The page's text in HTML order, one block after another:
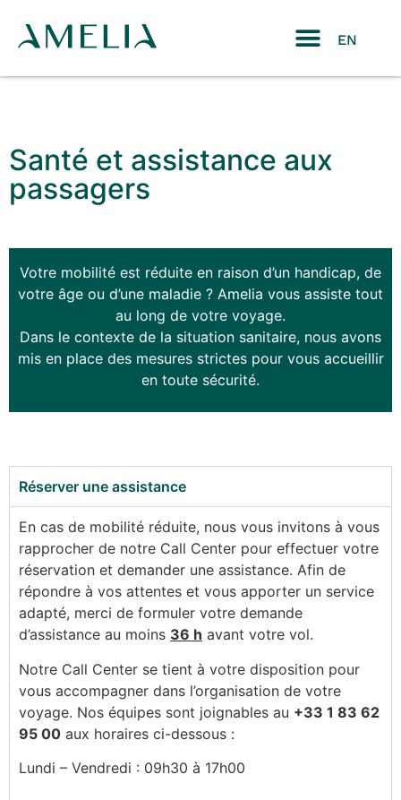
EN
Santé et assistance aux
passagers
Votre mobilité est réduite en raison d’un handicap, de
votre âge ou d’une maladie ? Amelia vous assiste tout
au long de votre voyage.
Dans le contexte de la situation sanitaire, nous avons
mis en place des mesures strictes pour vous accueillir
en toute sécurité.
Réserver une assistance
En cas de mobilité réduite, nous vous invitons à vous
rapprocher de notre Call Center pour effectuer votre
réservation et demander une assistance. Afin de
répondre à vos attentes et vous apporter un service
adapté, merci de formuler votre demande
d’assistance au moins 36 h avant votre vol.
Notre Call Center se tient à votre disposition pour
vous accompagner dans l’organisation de votre
voyage. Nos équipes sont joignables au +33 1 83 62
95 00 aux horaires ci-dessous :
Lundi – Vendredi : 09h30 à 17h00